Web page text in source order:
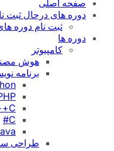
صفحه اصلی
دوره های درحال ثبت
ثبت نام دوره
دوره ها
کامپیوتر
هوش
برنامه
C++
C#
طراحی